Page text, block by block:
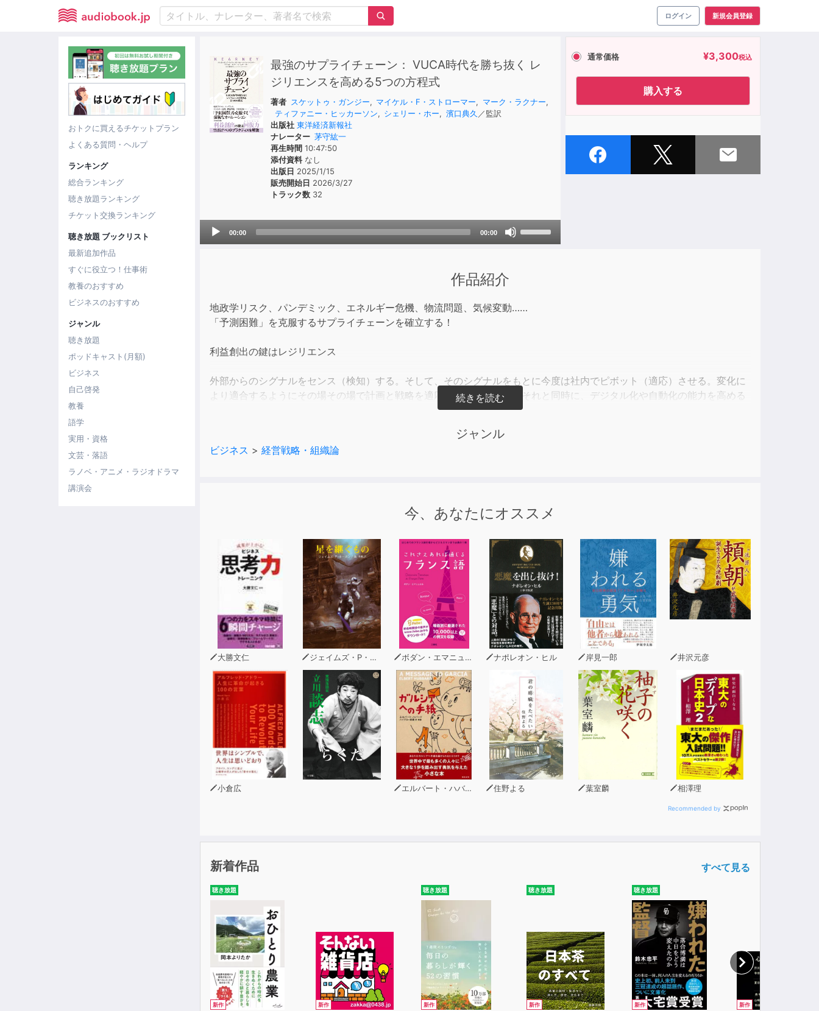
ログイン 新規会員登録
おトクに買えるチケットプラン
よくある質問・ヘルプ
ランキング
総合ランキング
聴き放題ランキング
チケット交換ランキング
聴き放題 ブックリスト
最新追加作品
すぐに役立つ！仕事術
教養のおすすめ
ビジネスのおすすめ
ジャンル
聴き放題
ポッドキャスト(月額)
ビジネス
自己啓発
教養
語学
実用・資格
文芸・落語
ラノベ・アニメ・ラジオドラマ
講演会
最強のサプライチェーン： VUCA時代を勝ち抜く レ
ジリエンスを高める5つの方程式
著者 スケットゥ・ガンジー, マイケル・F・ストローマー, マーク・ラクナー,
ティファニー・ヒッカーソン, シェリー・ホー, 濱口典久 ／監訳
出版社 東洋経済新報社
ナレーター 茅守紘一
再生時間 10:47:50
添付資料なし
出版日 2025/1/15
販売開始日 2026/3/27
トラック数 32
Audio
00:00 00:00
or
通常価格 ¥3,300税込
購入する
作品紹介
地政学リスク、パンデミック、エネルギー危機、物流問題、気候変動……
「予測困難」を克服するサプライチェーンを確立する！
利益創出の鍵はレジリエンス
外部からのシグナルをセンス（検知）する。そして、そのシグナルをもとに今度は社内でピボット（適応）させる。変化に
より適合するようにその場その場で計画と戦略を適応させるのである。それと同時に、デジタル化や自動化の能力を高める
ことで適応スピードと効率の向上が図れる。混乱に負けずに利益を創出する「最強のサプライチェーン」を作り上げること
ジャンル
ビジネス > 経営戦略・組織論
今、あなたにオススメ
大勝文仁 ジェイムズ・P・ホーガン ボダン・エマニュエル ナポレオン・ヒル 岸見一郎 井沢元彦
小倉広 エルバート・ハバード 住野よる 葉室麟 相澤理
Recommended by
新着作品 すべて見る
聴き放題
新作 新作
聴き放題
新作
聴き放題
新作
聴き放題
新作 新作